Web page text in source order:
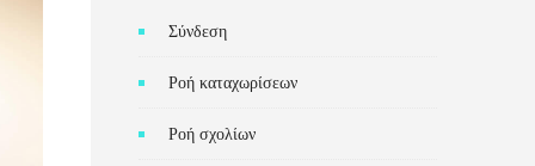
Σύνδεση
Ροή καταχωρίσεων
Ροή σχολίων